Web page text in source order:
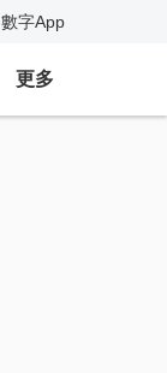
數字App
更多